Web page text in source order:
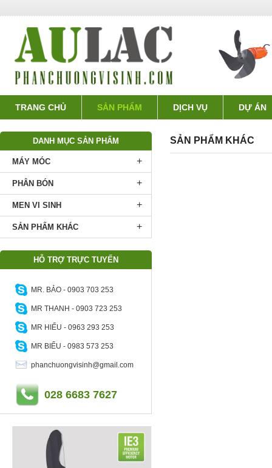
TRANG CHỦ SẢN PHẨM DỊCH VỤ DỰ ÁN
SẢN PHẨM KHÁC
DANH MỤC SẢN PHẨM
MÁY MÓC +
PHÂN BÓN +
MEN VI SINH +
SẢN PHẨM KHÁC +
HỖ TRỢ TRỰC TUYẾN
MR. BẢO - 0903 703 253
MR THANH - 0903 723 253
MR HIẾU - 0963 293 253
MR BIỂU - 0983 573 253
phanchuongvisinh@gmail.com
028 6683 7627